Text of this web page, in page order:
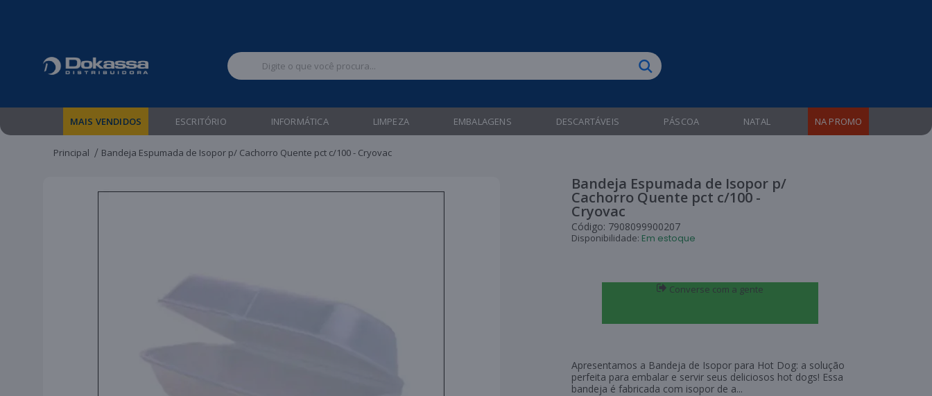
MAIS VENDIDOS ESCRITÓRIO INFORMÁTICA LIMPEZA EMBALAGENS DESCARTÁVEIS PÁSCOA NATAL NA PROMO
Principal Bandeja Espumada de Isopor p/ Cachorro Quente pct c/100 - Cryovac
Bandeja Espumada de Isopor p/
Cachorro Quente pct c/100 -
Cryovac
Código: 7908099900207
Disponibilidade: Em estoque
Converse com a gente
Apresentamos a Bandeja de Isopor para Hot Dog: a solução
perfeita para embalar e servir seus deliciosos hot dogs! Essa
bandeja é fabricada com isopor de a...